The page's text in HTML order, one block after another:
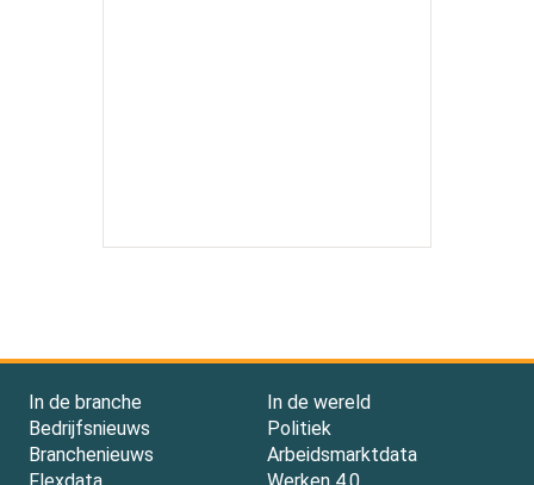
In de branche
Bedrijfsnieuws
Branchenieuws
In de wereld
Politiek
Arbeidsmarktdata